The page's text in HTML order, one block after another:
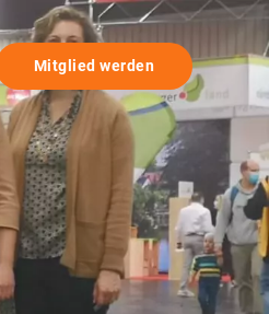
Mitglied werden